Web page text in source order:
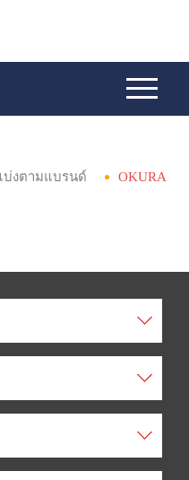
บ่งตามแบรนด์ OKURA